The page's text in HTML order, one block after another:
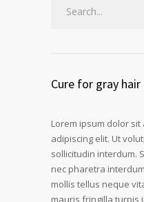
Cure for gray hair
Lorem ipsum dolor
adipiscing elit. Ut
sollicitudin interdum.
nec pharetra
mollis tellus neque